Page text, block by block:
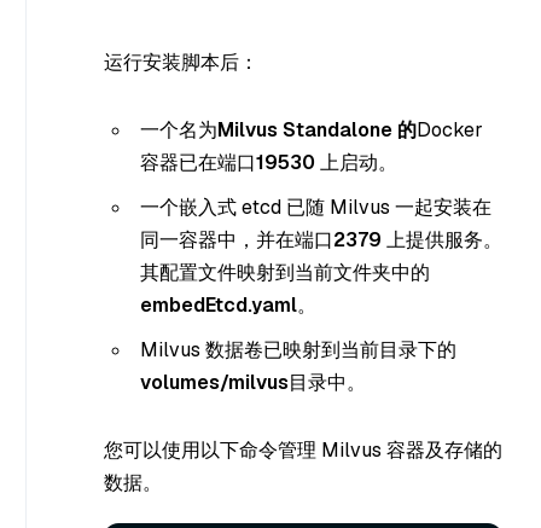
运行安装脚本后：
一个名为Milvus Standalone 的Docker
容器已在端口19530 上启动。
一个嵌入式 etcd 已随 Milvus 一起安装在
同一容器中，并在端口2379 上提供服务。
其配置文件映射到当前文件夹中的
embedEtcd.yaml。
Milvus 数据卷已映射到当前目录下的
volumes/milvus目录中。
您可以使用以下命令管理 Milvus 容器及存储的
数据。